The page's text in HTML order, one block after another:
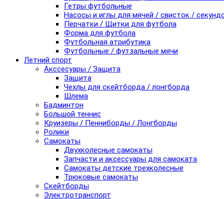
Гетры футбольные
Насосы и иглы для мячей / свисток /
Перчатки / Щитки для футбола
Форма для футбола
Футбольная атрибутика
Футбольные / футзальные мячи
Летний спорт
Акссесуары / Защита
Защита
Чехлы для скейтборда / лонгборда
Шлема
Бадминтон
Большой теннис
Круизеры / Пенниборды / Лонгборды
Ролики
Самокаты
Двухколесные самокаты
Запчасти и аксессуары для самоката
Самокаты детские трехколесные
Трюковые самокаты
Скейтборды
Электротранспорт